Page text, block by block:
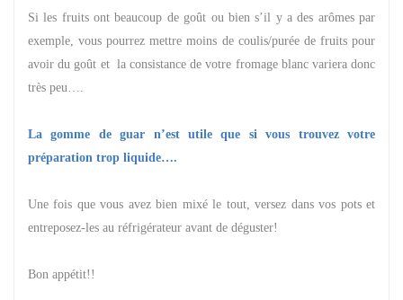
Si les fruits ont beaucoup de goût ou bien s’il y a des arômes par
exemple, vous pourrez mettre moins de coulis/purée de fruits pour
avoir du goût et la consistance de votre fromage blanc variera donc
très peu….
La gomme de guar n’est utile que si vous trouvez votre
préparation trop liquide….
Une fois que vous avez bien mixé le tout, versez dans vos pots et
entreposez-les au réfrigérateur avant de déguster!
Bon appétit!!